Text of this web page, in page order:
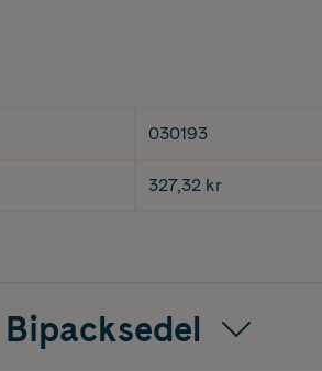
030193
327,32 kr
Bipacksedel